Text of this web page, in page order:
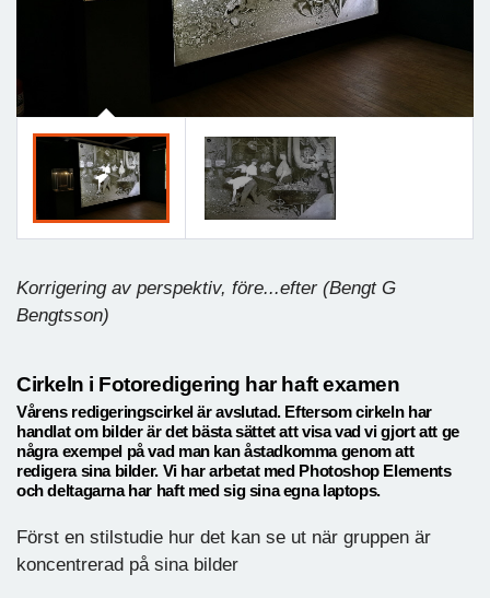
Korrigering av perspektiv, före...efter (Bengt G
Bengtsson)
Cirkeln i Fotoredigering har haft examen
Vårens redigeringscirkel är avslutad. Eftersom cirkeln har
handlat om bilder är det bästa sättet att visa vad vi gjort att ge
några exempel på vad man kan åstadkomma genom att
redigera sina bilder. Vi har arbetat med Photoshop Elements
och deltagarna har haft med sig sina egna laptops.
Först en stilstudie hur det kan se ut när gruppen är
koncentrerad på sina bilder